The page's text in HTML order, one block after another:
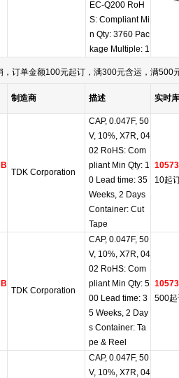
EC-Q200 RoH
S: Compliant Mi
n Qty: 3760 Pac
kage Multiple: 1
订单金额100元起订，满300元含运，满500
制造商 描述 实时
TDK Corporation
CAP, 0.047F, 50
V, 10%, X7R, 04
02 RoHS: Com
pliant Min Qty: 1
0 Lead time: 35
Weeks, 2 Days
Container: Cut
Tape
10起
TDK Corporation
CAP, 0.047F, 50
V, 10%, X7R, 04
02 RoHS: Com
pliant Min Qty: 5
00 Lead time: 3
5 Weeks, 2 Day
s Container: Ta
pe & Reel
500起
CAP, 0.047F, 50
V, 10%, X7R, 04